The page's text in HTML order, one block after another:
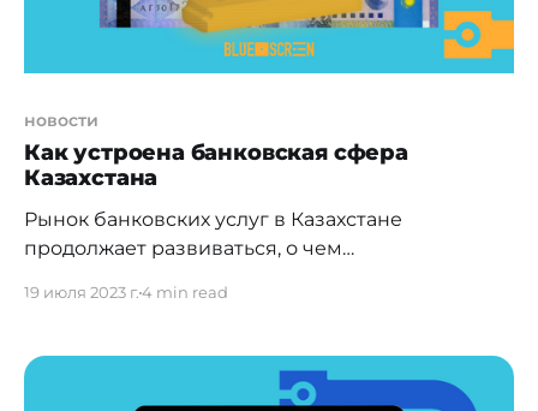
новости
Как устроена банковская сфера
Казахстана
Рынок банковских услуг в Казахстане
продолжает развиваться, о чем
цифровизация существующих предложений и
борьба за клиента, и маркетологам при
выстраивании стратегии важно учитывать его
19 июля 2023 г.4 min read